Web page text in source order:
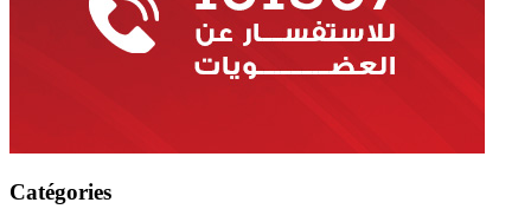
Catégories